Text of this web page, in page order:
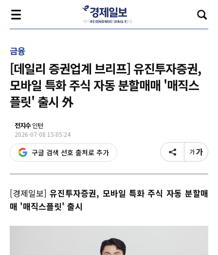
금융
[데일리 증권업계 브리프] 유진투자증권,
모바일 특화 주식 자동 분할매매 '매직스
플릿' 출시 外
전지수인턴
2026-07-08 15:05:24
구글 검색 선호 출처로 추가
[경제일보]유진투자증권, 모바일 특화 주식 자동 분할매
매 '매직스플릿' 출시